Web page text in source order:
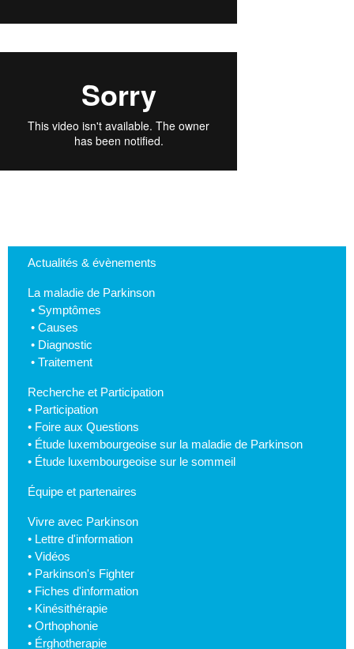
Actualités & évènements
La maladie de Parkinson
• Symptômes
• Causes
• Diagnostic
• Traitement
Recherche et Participation
• Participation
• Foire aux Questions
• Étude luxembourgeoise sur la maladie de Parkinson
• Étude luxembourgeoise sur le sommeil
Équipe et partenaires
Vivre avec Parkinson
• Lettre d'information
• Vidéos
• Parkinson's Fighter
• Fiches d'information
• Kinésithérapie
• Orthophonie
• Érghotherapie